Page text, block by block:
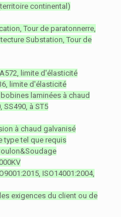
continental)
Tour de paratonnerre,
Substation, Tour de
limite d'élasticité
limite d'élasticité
laminées à chaud
SS490, à ST5
à chaud galvanisé
type tel que requis
ISO14001:2004,
exigences du client ou de